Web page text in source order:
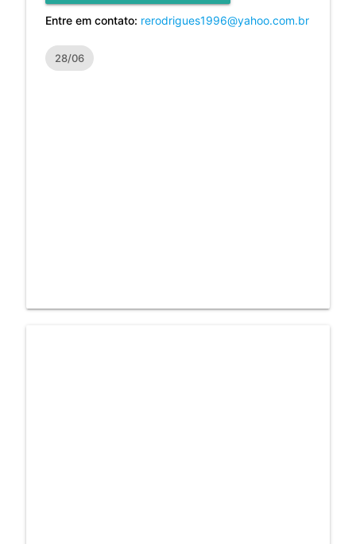
Entre em contato: rerodrigues1996@yahoo.com.br
28/06